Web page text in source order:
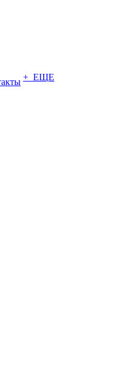
+ ЕЩЕ